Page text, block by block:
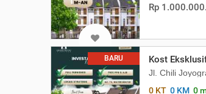
Rp
BARU Kost
Jl. Chili
0 KT 0 KM 0